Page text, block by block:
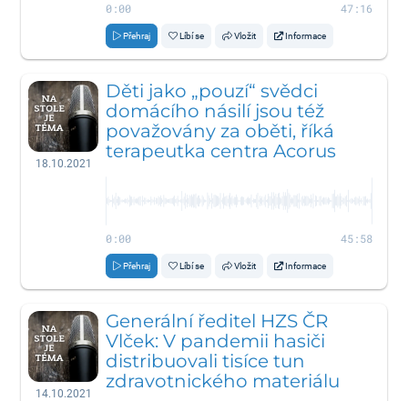
0:00 47:16
Přehraj Líbí se Vložit Informace
18.10.2021
Děti jako „pouzí“ svědci
domácího násilí jsou též
považovány za oběti, říká
terapeutka centra Acorus
0:00 45:58
Přehraj Líbí se Vložit Informace
14.10.2021
Generální ředitel HZS ČR
Vlček: V pandemii hasiči
distribuovali tisíce tun
zdravotnického materiálu